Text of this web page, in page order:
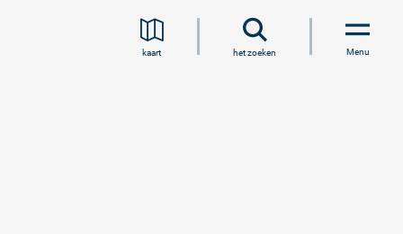
kaart het zoeken Menu